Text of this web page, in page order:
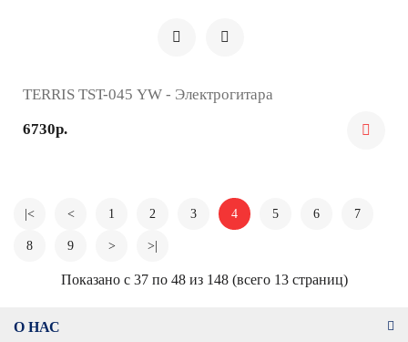
TERRIS TST-045 YW - Электрогитара
6730р.
|< < 1 2 3 4 5 6 7
8 9 > >|
Показано с 37 по 48 из 148 (всего 13 страниц)
О НАС